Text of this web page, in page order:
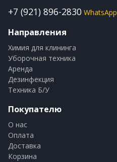
+7 (921) 896-2830 WhatsApp
Направления
Химия для клининга
Уборочная техника
Аренда
Дезинфекция
Техника Б/У
Покупателю
О нас
Оплата
Доставка
Корзина